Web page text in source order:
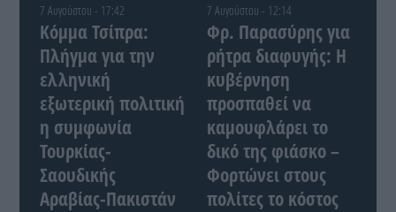
7 Αυγούστου - 17:42
Κόμμα Τσίπρα:
Πλήγμα για την
ελληνική
εξωτερική πολιτική
η συμφωνία
Τουρκίας-
Σαουδικής
Αραβίας-Πακιστάν
7 Αυγούστου - 12:14
Φρ. Παρασύρης για
ρήτρα διαφυγής: Η
κυβέρνηση
προσπαθεί να
καμουφλάρει το
δικό της φιάσκο –
Φορτώνει στους
πολίτες το κόστος